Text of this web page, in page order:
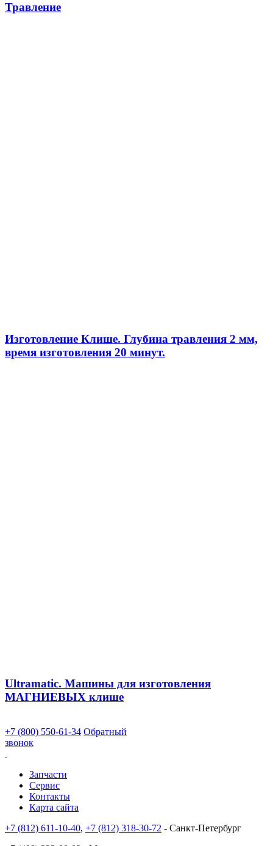
Травление
Изготовление Клише. Глубина травления 2 мм,
время изготовления 20 минут.
Ultramatic. Машины для изготовления
МАГНИЕВЫХ клише
+7 (800) 550-61-34 Обратный
звонок
Запчасти
Сервис
Контакты
Карта сайта
+7 (812) 611-10-40, +7 (812) 318-30-72 - Санкт-Петербург